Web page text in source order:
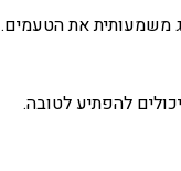
משמעותית את הטעמים.
להפתיע לטובה.